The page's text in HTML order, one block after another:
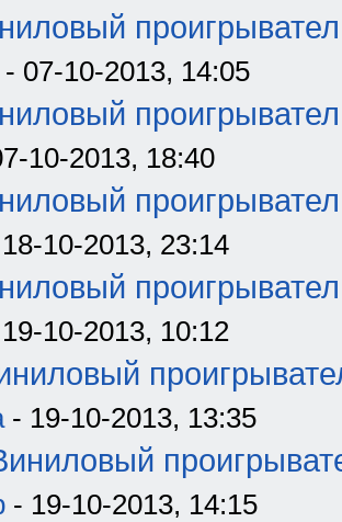
- 07-10-2013, 14:05
10-2013, 18:40
10-2013, 23:14
10-2013, 10:12
- 19-10-2013, 13:35
- 19-10-2013, 14:15